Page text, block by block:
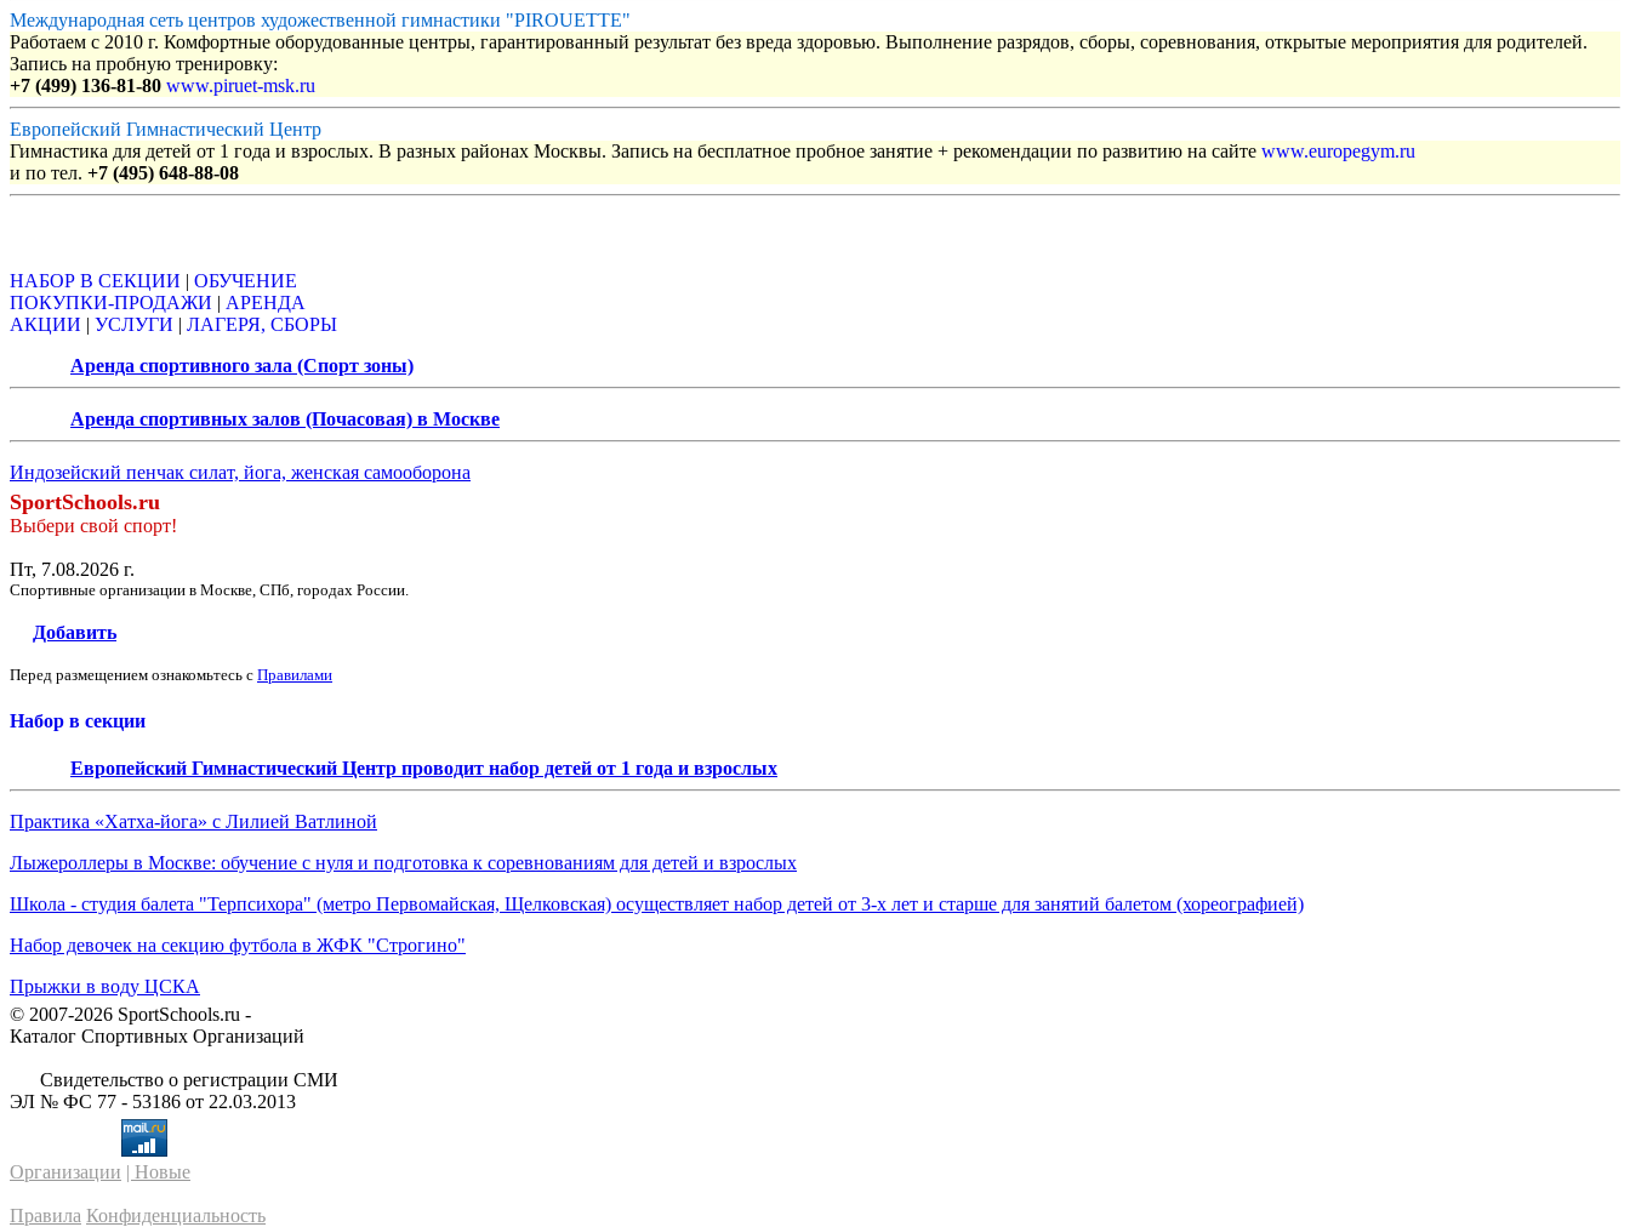
Международная сеть центров художественной гимнастики "PIROUETTE"
Работаем с 2010 г. Комфортные оборудованные центры, гарантированный результат без вреда здоровью. Выполнение разрядов, сборы, соревнования, открытые мероприятия для родителей.
Запись на пробную тренировку:
+7 (499) 136-81-80 www.piruet-msk.ru
Европейский Гимнастический Центр
Гимнастика для детей от 1 года и взрослых. В разных районах Москвы. Запись на бесплатное пробное занятие + рекомендации по развитию на сайте www.europegym.ru
и по тел. +7 (495) 648-88-08
НАБОР В СЕКЦИИ | ОБУЧЕНИЕ
ПОКУПКИ-ПРОДАЖИ | АРЕНДА
АКЦИИ | УСЛУГИ | ЛАГЕРЯ, СБОРЫ
Аренда спортивного зала (Спорт зоны)
Аренда спортивных залов (Почасовая) в Москве
Индозейский пенчак силат, йога, женская самооборона
SportSchools.ru
Выбери свой спорт!
Пт, 7.08.2026 г.
Спортивные организации в Москве, СПб, городах России.
Добавить
Перед размещением ознакомьтесь с Правилами
Набор в секции
Европейский Гимнастический Центр проводит набор детей от 1 года и взрослых
Практика «Хатха-йога» с Лилией Ватлиной
Лыжероллеры в Москве: обучение с нуля и подготовка к соревнованиям для детей и взрослых
Школа - студия балета "Терпсихора" (метро Первомайская, Щелковская) осуществляет набор детей от 3-х лет и старше для занятий балетом (хореографией)
Набор девочек на секцию футбола в ЖФК "Строгино"
Прыжки в воду ЦСКА
© 2007-2026 SportSchools.ru -
Каталог Спортивных Организаций
Свидетельство о регистрации СМИ
ЭЛ № ФС 77 - 53186 от 22.03.2013
Организации | Новые
Правила Конфиденциальность